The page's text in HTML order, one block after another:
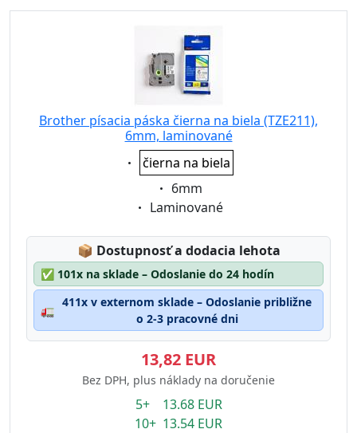
Brother písacia páska čierna na biela (TZE211),
6mm, laminované
Eigenschaft:
čierna na biela
Eigenschaft:
6mm
Eigenschaft:
Laminované
📦 Lagerstatus:
Dostupnosť a dodacia lehota
✅ 101x na sklade – Odoslanie do 24 hodín
🚛
411x v externom sklade – Odoslanie približne
o 2-3 pracovné dni
13,82 EUR
Bez DPH, plus náklady na doručenie
5+ 13.68 EUR
10+ 13.54 EUR